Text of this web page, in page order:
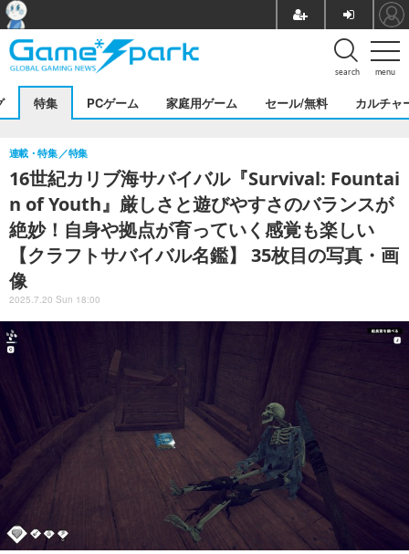
menu
search
特集 PCゲーム 家庭用ゲーム セール/無料 カルチャ
16世紀カリブ海サバイバル『Survival: Fountai
n of Youth』厳しさと遊びやすさのバランスが
絶妙！自身や拠点が育っていく感覚も楽しい
【クラフトサバイバル名鑑】 35枚目の写真・画
像
連載・特集 特集
2025.7.20 Sun 18:00